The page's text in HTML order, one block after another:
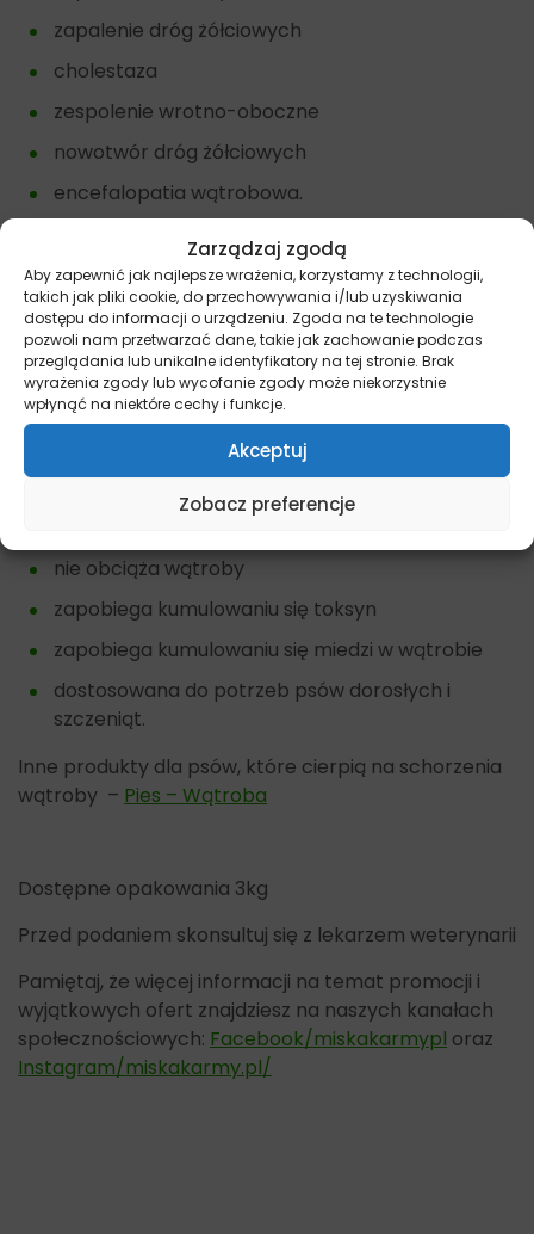
Zarządzaj zgodą
Aby zapewnić jak najlepsze wrażenia, korzystamy z technologii,
takich jak pliki cookie, do przechowywania i/lub uzyskiwania
dostępu do informacji o urządzeniu. Zgoda na te technologie
pozwoli nam przetwarzać dane, takie jak zachowanie podczas
przeglądania lub unikalne identyfikatory na tej stronie. Brak
wyrażenia zgody lub wycofanie zgody może niekorzystnie
wpłynąć na niektóre cechy i funkcje.
Akceptuj
Zobacz preferencje
zapalenie dróg żółciowych
cholestaza
zespolenie wrotno-oboczne
nowotwór dróg żółciowych
encefalopatia wątrobowa.
Główne cechy karmyPurina Hepatic
bardzo wysoka strawność
obniżony poziom białka
wyselekcjonowane źródła białka
zwiększony poziom energetyczny
obniżony poziom miedzi.
Zalety karmy Purina Hepatic
nie obciąża wątroby
zapobiega kumulowaniu się toksyn
zapobiega kumulowaniu się miedzi w wątrobie
dostosowana do potrzeb psów dorosłych i
szczeniąt.
Inne produkty dla psów, które cierpią na schorzenia
wątroby – Pies – Wątroba
Dostępne opakowania 3kg
Przed podaniem skonsultuj się z lekarzem weterynarii
Pamiętaj, że więcej informacji na temat promocji i
wyjątkowych ofert znajdziesz na naszych kanałach
społecznościowych: Facebook/miskakarmypl oraz
Instagram/miskakarmy.pl/